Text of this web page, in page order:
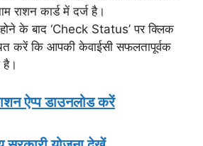
राशन कार्ड में दर्ज है।
होने के बाद ‘Check Status’ पर क्लिक
करें कि आपकी केवाईसी सफलतापूर्वक
है।
ऐप्प डाउनलोड करें